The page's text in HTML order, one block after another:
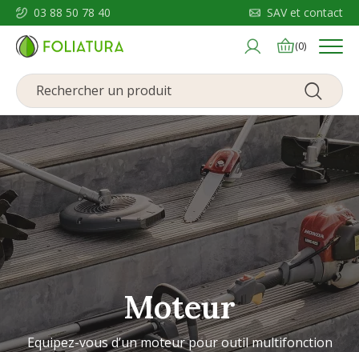
03 88 50 78 40 SAV et contact
(0) Menu
Moteur
Equipez-vous d’un moteur pour outil multifonction